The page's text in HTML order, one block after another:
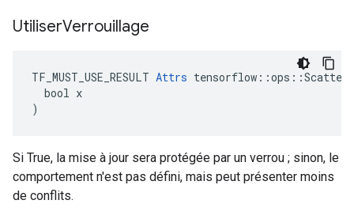
UtiliserVerrouillage
TF_MUST_USE_RESULT Attrs
  bool x
)
Si True, la mise à jour sera protégée par un verrou ; sinon, le
comportement n'est pas défini, mais peut présenter moins
de conflits.